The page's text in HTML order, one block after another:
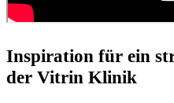
Inspiration für ein
der Vitrin Klinik